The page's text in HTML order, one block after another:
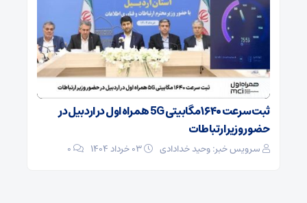
ثبت سرعت ۱۶۴۰ مگابیتی 5G همراه اول در اردبیل در
حضور وزیر ارتباطات
سرویس خبر: وحید خدادادی 0